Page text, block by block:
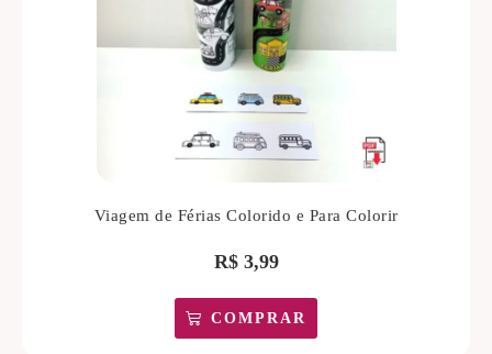
Viagem de Férias Colorido e Para Colorir
R$3,99
COMPRAR